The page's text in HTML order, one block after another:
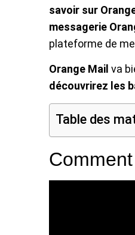
savoir sur
messagerie
plateforme de
Orange Mail va
découvrirez les
Table des